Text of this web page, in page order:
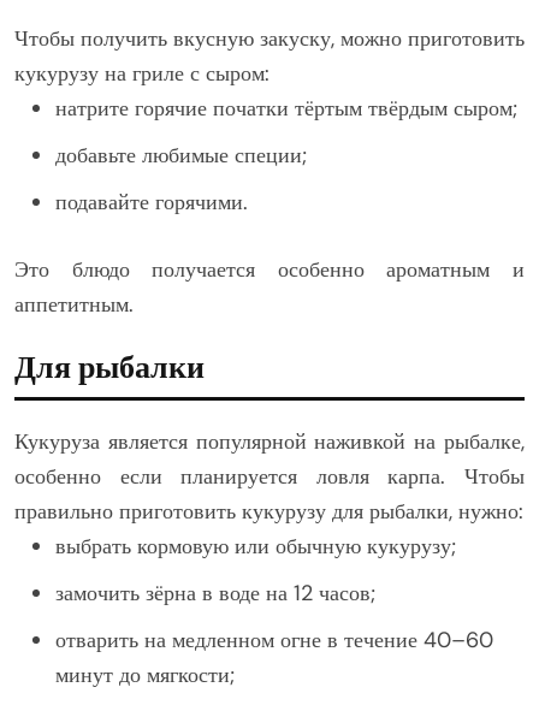
Чтобы получить вкусную закуску, можно приготовить
кукурузу на гриле с сыром:
натрите горячие початки тёртым твёрдым сыром;
добавьте любимые специи;
подавайте горячими.
Это блюдо получается особенно ароматным и
аппетитным.
Для рыбалки
Кукуруза является популярной наживкой на рыбалке,
особенно если планируется ловля карпа. Чтобы
правильно приготовить кукурузу для рыбалки, нужно:
выбрать кормовую или обычную кукурузу;
замочить зёрна в воде на 12 часов;
отварить на медленном огне в течение 40–60
минут до мягкости;